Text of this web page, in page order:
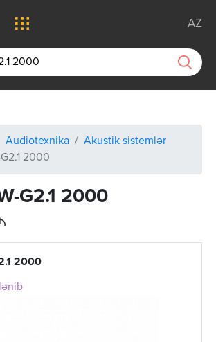
AZ
Audiotexnika
Akustik sistemlər
2000
G2.1 2000
2000